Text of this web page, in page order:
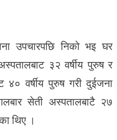
उपचारपछि निको भइ घर
३२ वर्षीय पुरुष र
४० वर्षीय पुरुष गरी दुईजना
सेती अस्पतालबाटै २७
थिए ।